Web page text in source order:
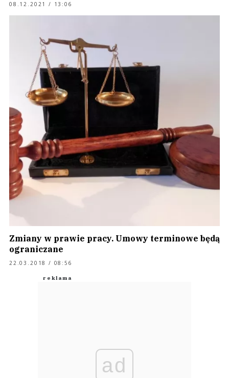
08.12.2021 / 13:06
Zmiany w prawie pracy. Umowy terminowe będą
ograniczane
22.03.2018 / 08:56
ad